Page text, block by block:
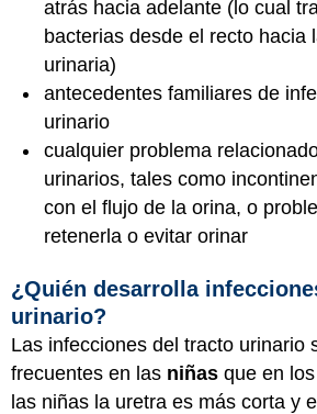
atrás hacia adelante (lo cual
bacterias desde el recto hacia
urinaria)
antecedentes familiares de
urinario
cualquier problema
urinarios, tales como
con el flujo de la orina, o
retenerla o evitar orinar
¿Quién desarrolla
urinario?
Las infecciones del tracto urinario
frecuentes en las niñas que en
las niñas la uretra es más corta y